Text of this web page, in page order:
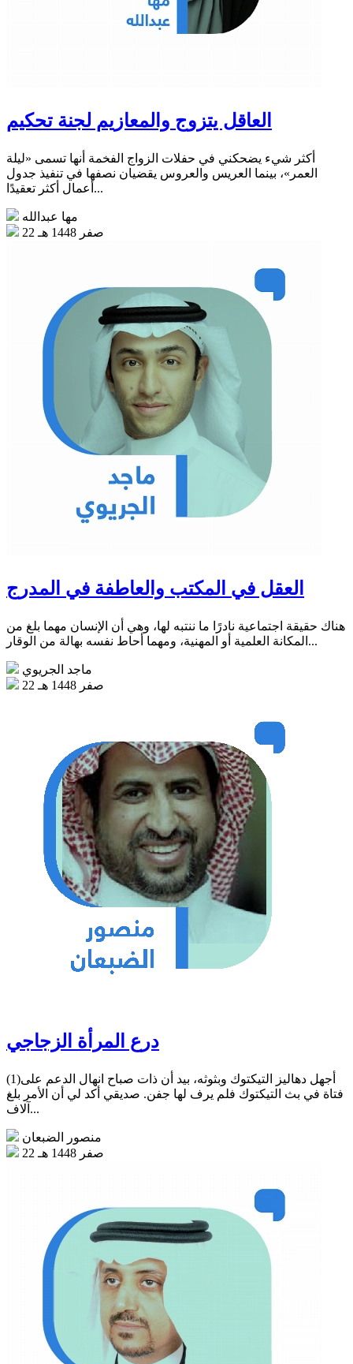
العاقل يتزوج والمعازيم لجنة تحكيم
أكثر شيء يضحكني في حفلات الزواج الفخمة أنها تسمى «ليلة
العمر»، بينما العريس والعروس يقضيان نصفها في تنفيذ جدول
أعمال أكثر تعقيدًا...
مها عبدالله
22 صفر 1448 هـ
العقل في المكتب والعاطفة في المدرج
هناك حقيقة اجتماعية نادرًا ما ننتبه لها، وهي أن الإنسان مهما بلغ من
المكانة العلمية أو المهنية، ومهما أحاط نفسه بهالة من الوقار...
ماجد الجريوي
22 صفر 1448 هـ
درع المرأة الزجاجي
(1)أجهل دهاليز التيكتوك وبثوثه، بيد أن ذات صباح انهال الدعم على
فتاة في بث التيكتوك فلم يرف لها جفن. صديقي أكد لي أن الأمر بلغ
آلاف...
منصور الضبعان
22 صفر 1448 هـ